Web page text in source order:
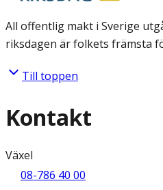
All offentlig makt i Sverige
riksdagen är folkets främsta
Till toppen
Kontakt
Växel
08-786 40 00